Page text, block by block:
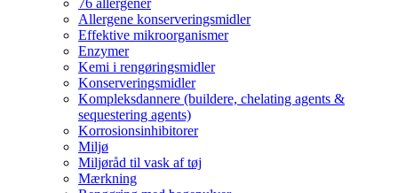
Allergene konserveringsmidler
Effektive mikroorganismer
Enzymer
Kemi i rengøringsmidler
Konserveringsmidler
Kompleksdannere (buildere, chelating agents &
sequestering agents)
Korrosionsinhibitorer
Miljø
Miljøråd til vask af tøj
Mærkning